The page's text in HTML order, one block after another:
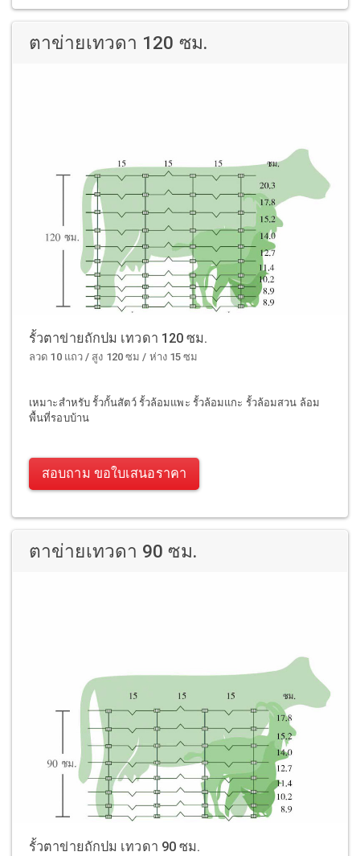
ตาข่ายเทวดา 120 ซม.
รั้วตาข่ายถักปม เทวดา 120 ซม.
ลวด 10 แถว / สูง 120 ซม / ห่าง 15 ซม
เหมาะสำหรับ รั้วกั้นสัตว์ รั้วล้อมแพะ รั้วล้อมแกะ รั้วล้อมสวน ล้อม
พื้นที่รอบบ้าน
สอบถาม ขอใบเสนอราคา
ตาข่ายเทวดา 90 ซม.
รั้วตาข่ายถักปม เทวดา 90 ซม.